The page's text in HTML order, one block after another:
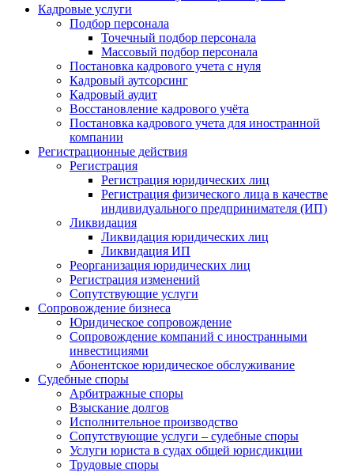
Кадровые услуги
Подбор персонала
Точечный подбор персонала
Массовый подбор персонала
Постановка кадрового учета с нуля
Кадровый аутсорсинг
Кадровый аудит
Восстановление кадрового учёта
Постановка кадрового учета для иностранной
компании
Регистрационные действия
Регистрация
Регистрация юридических лиц
Регистрация физического лица в качестве
индивидуального предпринимателя (ИП)
Ликвидация
Ликвидация юридических лиц
Ликвидация ИП
Реорганизация юридических лиц
Регистрация изменений
Сопутствующие услуги
Сопровождение бизнеса
Юридическое сопровождение
Сопровождение компаний с иностранными
инвестициями
Абонентское юридическое обслуживание
Судебные споры
Арбитражные споры
Взыскание долгов
Исполнительное производство
Сопутствующие услуги – судебные споры
Услуги юриста в судах общей юрисдикции
Трудовые споры